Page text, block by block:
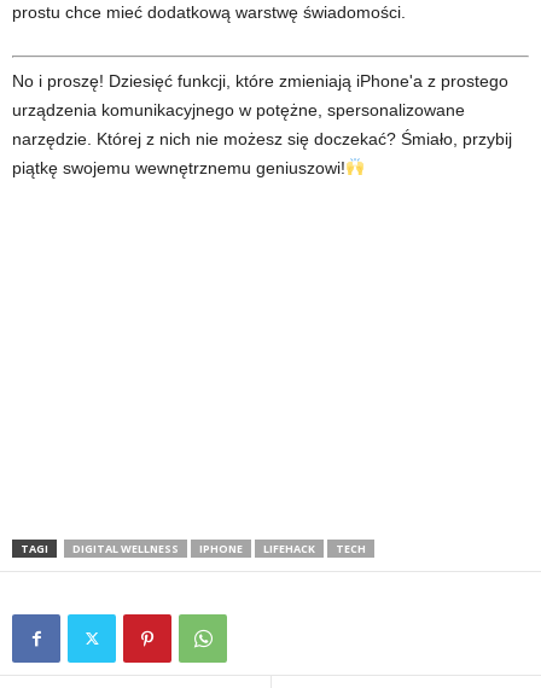
prostu chce mieć dodatkową warstwę świadomości.
No i proszę! Dziesięć funkcji, które zmieniają iPhone'a z prostego
urządzenia komunikacyjnego w potężne, spersonalizowane
narzędzie. Której z nich nie możesz się doczekać? Śmiało, przybij
piątkę swojemu wewnętrznemu geniuszowi!
TAGI DIGITAL WELLNESS IPHONE LIFEHACK TECH